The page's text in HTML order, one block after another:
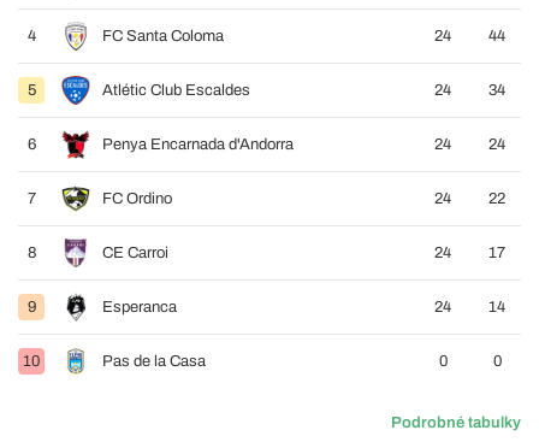
4 FC Santa Coloma 24 44
5 Atlétic Club Escaldes 24 34
6 Penya Encarnada d'Andorra 24 24
7 FC Ordino 24 22
8 CE Carroi 24 17
9 Esperanca 24 14
10 Pas de la Casa 0 0
Podrobné tabulky